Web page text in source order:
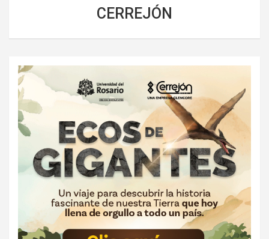
CERREJÓN